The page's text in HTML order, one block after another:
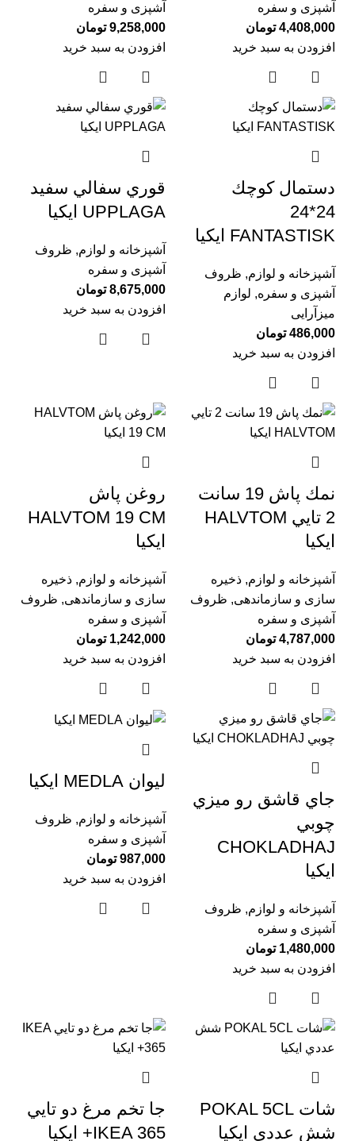
آشپزی و سفره
4,408,000 تومان
افزودن به سبد خرید
آشپزی و سفره
9,258,000 تومان
افزودن به سبد خرید
دستمال كوچك
24*24
FANTASTISK ايكيا
آشپزخانه و لوازم, ظروف
آشپزی و سفره, لوازم
میزآرایی
486,000 تومان
افزودن به سبد خرید
قوري سفالي سفيد
UPPLAGA ايكيا
آشپزخانه و لوازم, ظروف
آشپزی و سفره
8,675,000 تومان
افزودن به سبد خرید
نمك پاش 19 سانت
2 تايي HALVTOM
ايكيا
آشپزخانه و لوازم, ذخیره
سازی و سازماندهی, ظروف
آشپزی و سفره
4,787,000 تومان
افزودن به سبد خرید
روغن پاش
HALVTOM 19 CM
ايكيا
آشپزخانه و لوازم, ذخیره
سازی و سازماندهی, ظروف
آشپزی و سفره
1,242,000 تومان
افزودن به سبد خرید
جاي قاشق رو ميزي
چوبي
CHOKLADHAJ
ايكيا
آشپزخانه و لوازم, ظروف
آشپزی و سفره
1,480,000 تومان
افزودن به سبد خرید
ليوان MEDLA ايكيا
آشپزخانه و لوازم, ظروف
آشپزی و سفره
987,000 تومان
افزودن به سبد خرید
شات POKAL 5CL
شش عددي ايكيا
جا تخم مرغ دو تايي
IKEA 365+ ايكيا